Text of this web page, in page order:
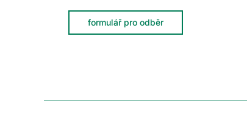
formulář pro odběr